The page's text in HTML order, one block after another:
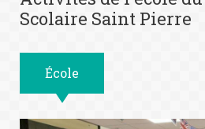
Scolaire Saint Pierre
École